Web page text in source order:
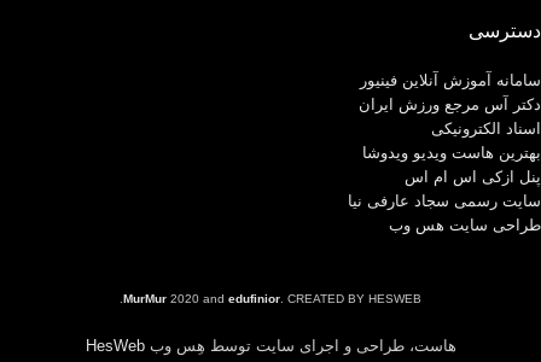
دسترسی
سامانه آموزش آنلاین فینیور
دکتر آس مرجع ورزش ایران
اسناد الکترونیکی
بهترین هاست ویدیو ویدوشا
پنل ازکی اس ام اس
سایت رسمی سجاد عارفی نیا
طراحی سایت هس وب
MurMur 2020 and edufinior . CREATED BY HESWEB.
هاست، طراحی و اجرای سایت توسط هِس وبHesWeb